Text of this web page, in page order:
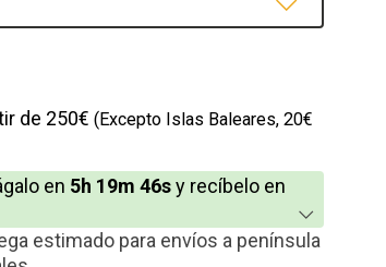
de 250€ (Excepto Islas Baleares, 20€
en 5h 19m 45sy recíbelo en
estimado para envíos a península